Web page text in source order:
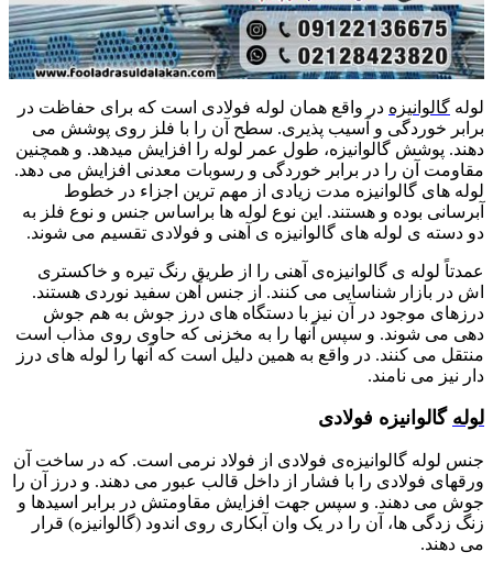
لوله گالوانیزه در واقع همان لوله فولادی است که برای حفاظت در
برابر خوردگی و آسیب پذیری. سطح آن را با فلز روی پوشش می
دهند. پوشش گالوانیزه، طول عمر لوله را افزایش میدهد. و همچنین
مقاومت آن را در برابر خوردگی و رسوبات معدنی افزایش می دهد.
لوله های گالوانیزه مدت زیادی از مهم ترین اجزاء در خطوط
آبرسانی بوده و هستند. این نوع لوله ها براساس جنس و نوع فلز به
دو دسته ی لوله های گالوانیزه ی آهنی و فولادی تقسیم می شوند.
عمدتاً لوله ی گالوانیزه‌ی آهنی را از طریق رنگ تیره و خاکستری
اش در بازار شناسایی می کنند. از جنس آهن سفید نوردی هستند.
درزهای موجود در آن نیز با دستگاه های درز جوش به هم جوش
دهی می شوند. و سپس آنها را به مخزنی که حاوی روی مذاب است
منتقل می کنند. در واقع به همین دلیل است که آنها را لوله های درز
دار نیز می نامند.
لوله گالوانیزه فولادی
جنس لوله گالوانیزه‌ی فولادی از فولاد نرمی است. که در ساخت آن
ورقهای فولادی را با فشار از داخل قالب عبور می دهند. و درز آن را
جوش می دهند. و سپس جهت افزایش مقاومتش در برابر اسیدها و
زنگ زدگی ها، آن را در یک وان آبکاری روی اندود (گالوانیزه) قرار
می دهند.